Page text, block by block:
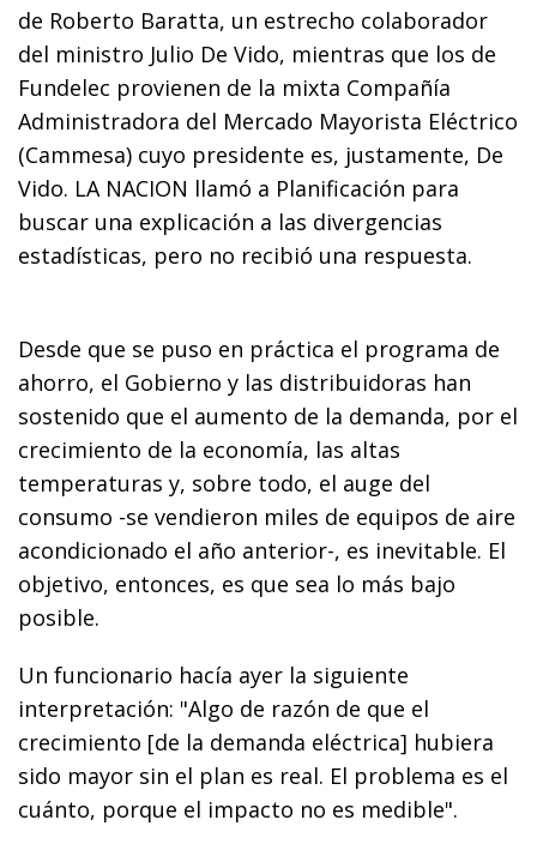
de Roberto Baratta, un estrecho colaborador
del ministro Julio De Vido, mientras que los de
Fundelec provienen de la mixta Compañía
Administradora del Mercado Mayorista Eléctrico
(Cammesa) cuyo presidente es, justamente, De
Vido. LA NACION llamó a Planificación para
buscar una explicación a las divergencias
estadísticas, pero no recibió una respuesta.
Desde que se puso en práctica el programa de
ahorro, el Gobierno y las distribuidoras han
sostenido que el aumento de la demanda, por el
crecimiento de la economía, las altas
temperaturas y, sobre todo, el auge del
consumo -se vendieron miles de equipos de aire
acondicionado el año anterior-, es inevitable. El
objetivo, entonces, es que sea lo más bajo
posible.
Un funcionario hacía ayer la siguiente
interpretación: "Algo de razón de que el
crecimiento [de la demanda eléctrica] hubiera
sido mayor sin el plan es real. El problema es el
cuánto, porque el impacto no es medible".